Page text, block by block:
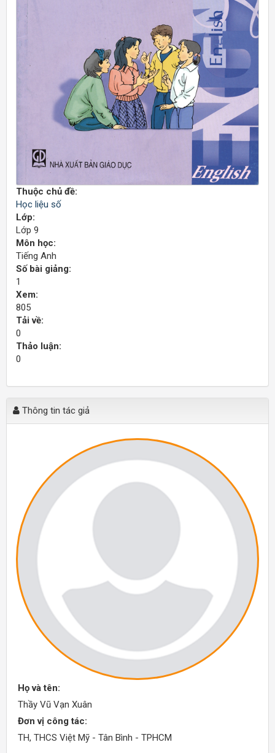
Thuộc chủ đề:
Học liệu số
Lớp:
Lớp 9
Môn học:
Tiếng Anh
Số bài giảng:
1
Xem:
805
Tải về:
0
Thảo luận:
0
Thông tin tác giả
Họ và tên:
Thầy Vũ Vạn Xuân
Đơn vị công tác:
TH, THCS Việt Mỹ - Tân Bình - TPHCM